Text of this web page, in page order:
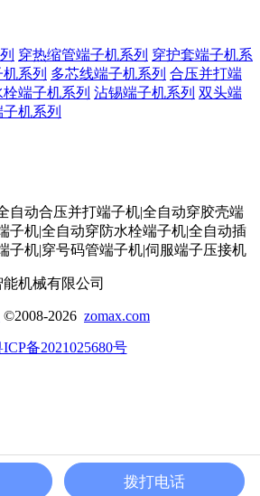
穿热缩管端子机系列 穿护套端子机系
系列 多芯线端子机系列 合压并打端
端子机系列 沾锡端子机系列 双头端
机系列
自动合压并打端子机|全自动穿胶壳端
子机|全自动穿防水栓端子机|全自动插
子机|穿号码管端子机|伺服端子压接机
机械有限公司
©2008-2026 zomax.com
ICP备2021025680号
拨打电话